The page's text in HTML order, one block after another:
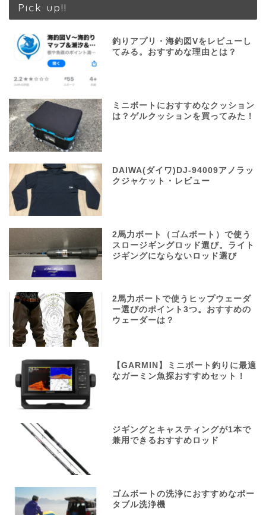
Pick up!!
釣りアプリ・海釣図Vをレビューし
てみる。おすすめな理由とは？
ミニボートにおすすめなクッション
は？ゲルクッションを買ってみた！
DAIWA(ダイワ)DJ-94009アノラッ
クジャケット・レビュー
2馬力ボート（ゴムボート）で使う
スロージギングロッド選び。ライト
ジギングにならないロッド選び
2馬力ボートで使うヒップウェーダ
ー選びのポイント3つ。おすすめの
ウェーダーは？
【GARMIN】ミニボート釣りに最適
なガーミン魚探おすすめセット！
ジギングとキャスティングが1本で
兼用できるおすすめロッド
ゴムボートの洗浄におすすめなポー
タブル洗浄機